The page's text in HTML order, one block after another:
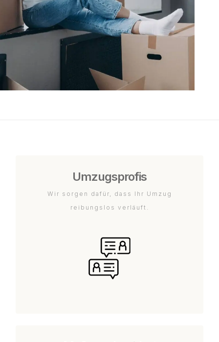
Umzugsprofis
Wir sorgen dafür, dass Ihr Umzug
reibungslos verläuft.